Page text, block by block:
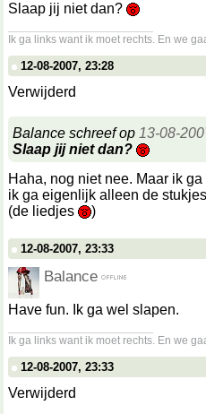
Slaap jij niet dan?
Ik ga links want ik moet rechts. En we
12-08-2007, 23:28
Verwijderd
Balance schreef op 13-08-
Slaap jij niet dan?
Haha, nog niet nee. Maar ik
ik ga eigenlijk alleen de
(de liedjes
)
12-08-2007, 23:33
Balance
Have fun. Ik ga wel slapen.
Ik ga links want ik moet rechts. En we
12-08-2007, 23:33
Verwijderd